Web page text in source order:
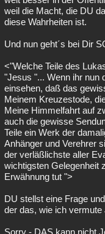
weil die Macht, die DU
diese Wahrheiten ist.
Und nun geht´s bei Dir
<"Welche Teile des
"Jesus "... Wenn ihr nun
einsehen, daß das
Meinem Kreuzestode,
Meine Himmelfahrt auf
auch die gewisse
Teile ein Werk der
Anhänger und Verehrer
der verläßlichste aller
wichtigsten Gelegenheit
Erwähnung tut ">
DU stellst eine Frage
der das, wie ich vermute
Sorry - DAS kann nicht